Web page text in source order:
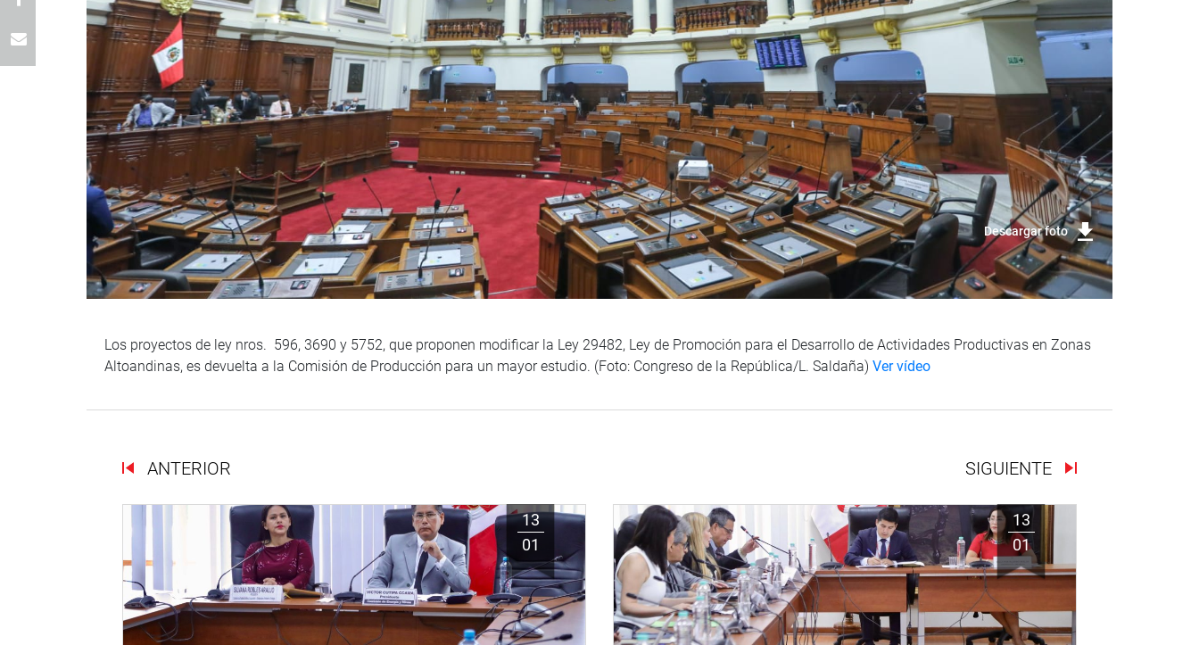
Descargar foto
Los proyectos de ley nros. 596, 3690 y 5752, que proponen modificar la Ley 29482, Ley de Promoción para el Desarrollo de Actividades Productivas en Zonas
Altoandinas, es devuelta a la Comisión de Producción para un mayor estudio. (Foto: Congreso de la República/L. Saldaña) Ver vídeo
ANTERIOR SIGUIENTE
13
01
13
01